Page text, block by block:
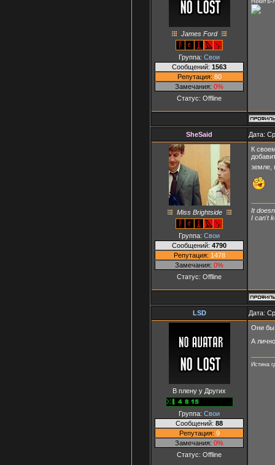
James Ford
Группа: Свои
Сообщений: 1563
Репутация: 80
Замечания: 0%
Статус: Offline
SheSaid Дата:
Miss Brightside
Группа: Свои
Сообщений: 4790
Репутация: 1478
Замечания: 0%
Статус: Offline
К
земле,
It
I can't
LSD Дата:
В плену у Других
Группа: Свои
Сообщений: 88
Репутация: 9
Замечания: 0%
Статус: Offline
Они бы
А
Истина